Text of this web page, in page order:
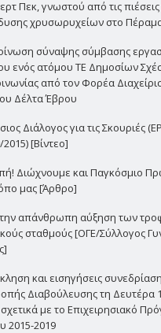
Πεκ, γνωστού από τις
χρυσωρυχείων στο
σύναψης σύμβασης
ενός ατόμου ΤΕ Δημοσίων
από τον Φορέα
Δέλτα Έβρου
Διάλογος για τις Σκουριές
[Βίντεο]
Διώχνουμε και Παγκόσμιο
μας [Άρθρο]
απάνθρωπη αύξηση των
σταθμούς [ΟΓΕ/Σύλλογος
και εισηγήσεις
Διαβούλευσης τη Δευτέρα
με το Επιχειρησιακό
2015-2019